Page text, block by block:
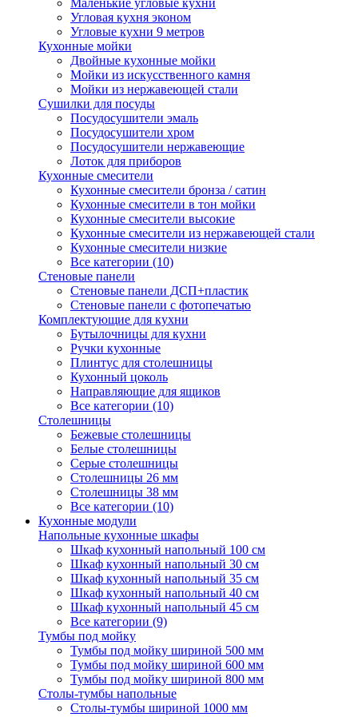
Маленькие угловые кухни
Угловая кухня эконом
Угловые кухни 9 метров
Кухонные мойки
Двойные кухонные мойки
Мойки из искусственного камня
Мойки из нержавеющей стали
Сушилки для посуды
Посудосушители эмаль
Посудосушители хром
Посудосушители нержавеющие
Лоток для приборов
Кухонные смесители
Кухонные смесители бронза / сатин
Кухонные смесители в тон мойки
Кухонные смесители высокие
Кухонные смесители из нержавеющей стали
Кухонные смесители низкие
Все категории (10)
Стеновые панели
Стеновые панели ДСП+пластик
Стеновые панели с фотопечатью
Комплектующие для кухни
Бутылочницы для кухни
Ручки кухонные
Плинтус для столешницы
Кухонный цоколь
Направляющие для ящиков
Все категории (10)
Столешницы
Бежевые столешницы
Белые столешницы
Серые столешницы
Столешницы 26 мм
Столешницы 38 мм
Все категории (10)
Кухонные модули
Напольные кухонные шкафы
Шкаф кухонный напольный 100 см
Шкаф кухонный напольный 30 см
Шкаф кухонный напольный 35 см
Шкаф кухонный напольный 40 см
Шкаф кухонный напольный 45 см
Все категории (9)
Тумбы под мойку
Тумбы под мойку шириной 500 мм
Тумбы под мойку шириной 600 мм
Тумбы под мойку шириной 800 мм
Столы-тумбы напольные
Столы-тумбы шириной 1000 мм